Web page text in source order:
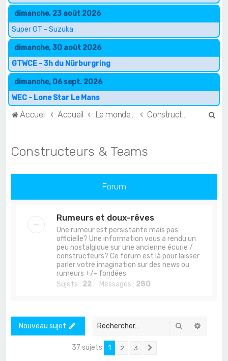
dimanche, 23 août 2026
Super GT - Suzuka
dimanche, 30 août 2026
GTWCE - 3h du Nürburgring
dimanche, 06 sept. 2026
WEC - Lone Star Le Mans
Accueil Accueil Constructeurs & Teams
c
Constructeurs & Teams
Forum
Rumeurs et doux-rêves
Une rumeur est persistante mais pas
officielle? Une information vous a rendu un
peu nostalgique sur une ancienne écurie /
constructeurs? Ce forum est là pour laisser
parler votre imagination sur des news ou
rumeurs +/- fondées
Sujets : 22 Messages : 280
Nouveau sujet Rechercher
37 sujets 1 2 3